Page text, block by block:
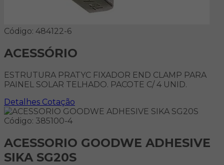
Código: 484122-6
ACESSÓRIO
ESTRUTURA PRATYC FIXADOR END CLAMP PARA
PAINEL SOLAR TELHADO. PACOTE C/ 4 UNID.
Detalhes Cotação
Código: 385100-4
ACESSORIO GOODWE ADHESIVE
SIKA SG20S